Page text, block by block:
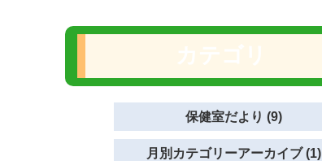
保健室だより (9)
月別カテゴリーアーカイブ (1)